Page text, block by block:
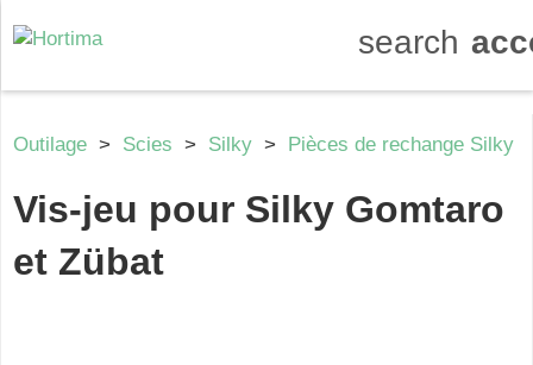
search
Outilage > Scies > Silky > Pièces de rechange Silky
Vis-jeu pour Silky Gomtaro
et Zübat